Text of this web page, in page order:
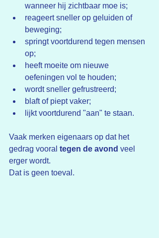
wanneer hij zichtbaar moe is;
reageert sneller op geluiden of
beweging;
springt voortdurend tegen mensen
op;
heeft moeite om nieuwe
oefeningen vol te houden;
wordt sneller gefrustreerd;
blaft of piept vaker;
lijkt voortdurend "aan" te staan.
Vaak merken eigenaars op dat het
gedrag vooral tegen de avond veel
erger wordt.
Dat is geen toeval.